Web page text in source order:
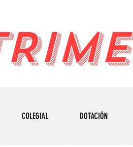
COLEGIAL DOTACIÓN